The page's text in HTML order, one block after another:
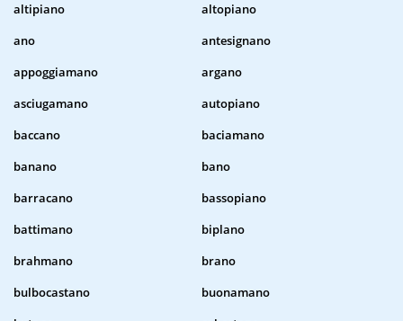
altipiano
altopiano
ano
antesignano
appoggiamano
argano
asciugamano
autopiano
baccano
baciamano
banano
bano
barracano
bassopiano
battimano
biplano
brahmano
brano
bulbocastano
buonamano